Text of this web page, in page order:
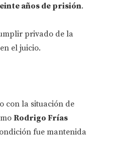
años de prisión.
privado de la
el juicio.
con la situación de
Rodrigo Frías
fue mantenida